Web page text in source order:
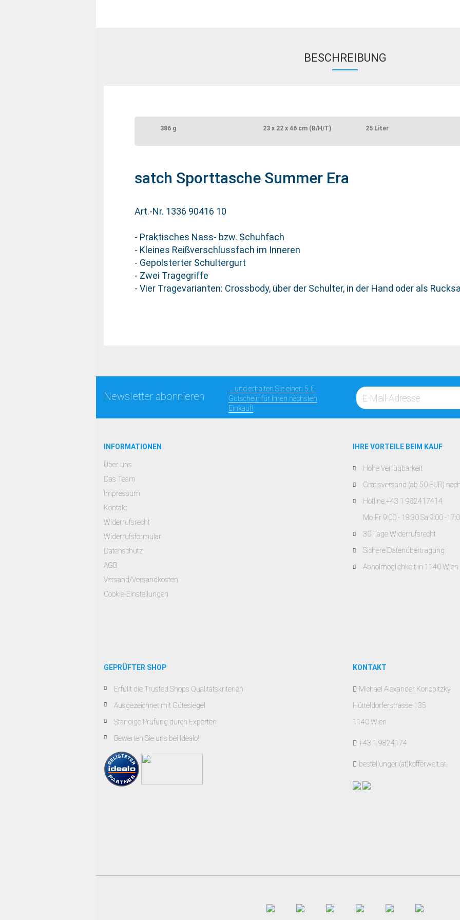
BESCHREIBUNG
386 g 23 x 22 x 46 cm (B/H/T) 25 Liter
satch Sporttasche Summer Era
Art.-Nr. 1336 90416 10
- Praktisches Nass- bzw. Schuhfach
- Kleines Reißverschlussfach im Inneren
- Gepolsterter Schultergurt
- Zwei Tragegriffe
- Vier Tragevarianten: Crossbody, über der Schulter, in der Hand oder als
Newsletter abonnieren
... und erhalten Sie einen 5 €-
Gutschein für Ihren nächsten
Einkauf!
INFORMATIONEN
Über uns
Das Team
Impressum
Kontakt
Widerrufsrecht
Widerrufsformular
Datenschutz
AGB
Versand/Versandkosten
Cookie-Einstellungen
IHRE VORTEILE BEIM KAUF
Hohe Verfügbarkeit
Gratisversand (ab 50 EUR)
Hotline +43 1 982417414
Mo-Fr 9:00 - 18:30 Sa 9:00 -
30 Tage Widerrufsrecht
Sichere Datenübertragung
Abholmöglichkeit in 1140 Wien
GEPRÜFTER SHOP
Erfüllt die Trusted Shops Qualitätskriterien
Ausgezeichnet mit Gütesiegel
Ständige Prüfung durch Experten
Bewerten Sie uns bei Idealo!
KONTAKT
Michael Alexander Konopitzky
Hütteldorferstrasse 135
1140 Wien
+43 1 9824174
bestellungen(at)kofferwelt.at